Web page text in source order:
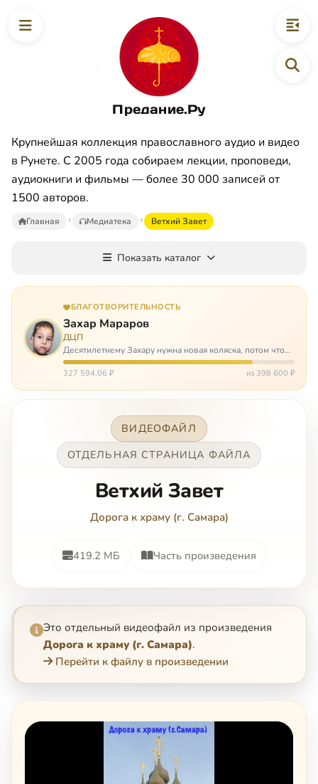
Предание.Ру
Крупнейшая коллекция православного аудио и видео
в Рунете. С 2005 года собираем лекции, проповеди,
аудиокниги и фильмы — более 30 000 записей от
1500 авторов.
Главная Медиатека Ветхий Завет
Показать каталог
БЛАГОТВОРИТЕЛЬНОСТЬ
Захар Мараров
ДЦП
Десятилетнему Захару нужна новая коляска, потом что
старая сломалась. А без коляски он не сможет не только
просто выходить из дома, но и продолжать лечение в
327 594,06 ₽ из 398 600 ₽
ВИДЕОФАЙЛ
ОТДЕЛЬНАЯ СТРАНИЦА ФАЙЛА
Ветхий Завет
Дорога к храму (г. Самара)
419.2 МБ Часть произведения
Это отдельный видеофайл из произведения
Дорога к храму (г. Самара).
Перейти к файлу в произведении